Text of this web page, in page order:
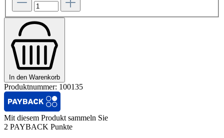
In den Warenkorb
Produktnummer: 100135
Mit diesem Produkt sammeln Sie
2 PAYBACK Punkte